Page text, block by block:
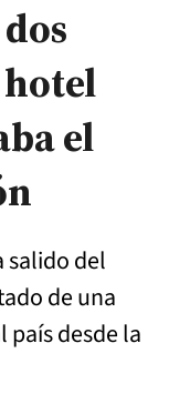
el
salido del
de una
desde la